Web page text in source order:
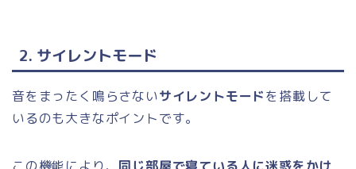
2. サイレントモード
音をまったく鳴らさないサイレントモードを搭載して
いるのも大きなポイントです。